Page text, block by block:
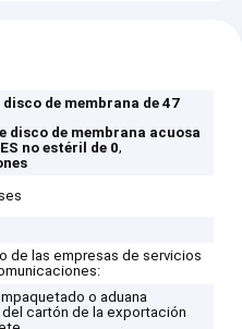
de membrana de 47
disco de membrana acuosa
no estéril de 0,
de las empresas de servicios
o aduana
cartón de la exportación